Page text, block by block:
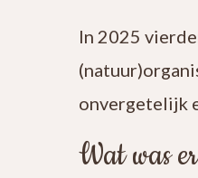
In 2025
onvergetelijk
Wat was